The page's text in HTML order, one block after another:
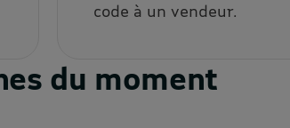
code à un vendeur.
du moment